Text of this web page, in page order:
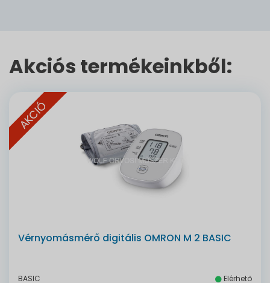
Akciós termékeinkből:
AKCIÓ
Vérnyomásmérő digitális OMRON M 2 BASIC
BASIC Elérhető